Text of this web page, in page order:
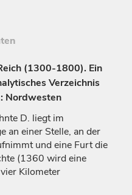
(1300-1800). Ein
Verzeichnis
Nordwesten
D. liegt im
an einer Stelle, an der
und eine Furt die
(1360 wird eine
Kilometer